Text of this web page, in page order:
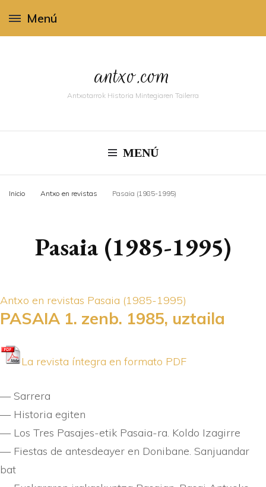
Menú
antxo.com
Antxotarrok Historia Mintegiaren Tailerra
MENÚ
Inicio Antxo en revistas Pasaia (1985-1995)
Pasaia (1985-1995)
Antxo en revistas Pasaia (1985-1995)
PASAIA 1. zenb. 1985, uztaila
La revista í­ntegra en formato PDF
— Sarrera
— Historia egiten
— Los Tres Pasajes-etik Pasaia-ra. Koldo Izagirre
— Fiestas de antesdeayer en Donibane. Sanjuandar
bat